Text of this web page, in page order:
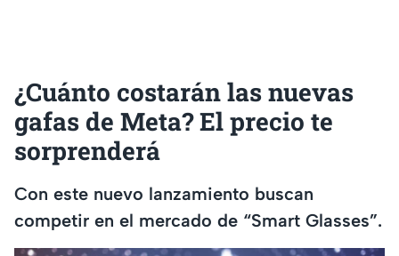
¿Cuánto costarán las nuevas
gafas de Meta? El precio te
sorprenderá
Con este nuevo lanzamiento buscan
competir en el mercado de “Smart Glasses”.